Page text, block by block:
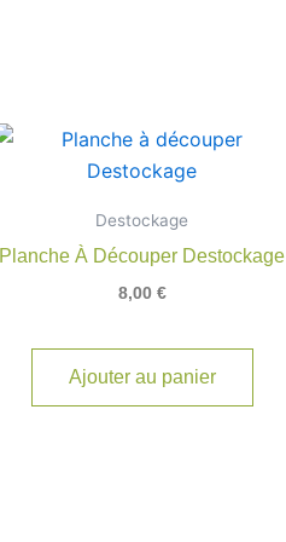
Destockage
Planche À Découper Destockage
8,00 €
Ajouter au panier